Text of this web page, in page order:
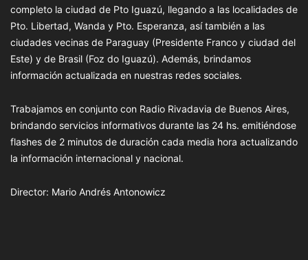
completo la ciudad de Pto Iguazú, llegando a las localidades de
Pto. Libertad, Wanda y Pto. Esperanza, así también a las
ciudades vecinas de Paraguay (Presidente Franco y ciudad del
Este) y de Brasil (Foz do Iguazú). Además, brindamos
información actualizada en nuestras redes sociales.
Trabajamos en conjunto con Radio Rivadavia de Buenos Aires,
brindando servicios informativos durante las 24 hs. emitiéndose
flashes de 2 minutos de duración cada media hora actualizando
la información internacional y nacional.
Director: Mario Andrés Antonowicz